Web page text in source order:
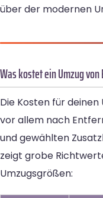
über der modernen
Was kostet ein Umzug
Die Kosten für
vor allem nach
und gewählten
zeigt grobe
Umzugsgrößen: